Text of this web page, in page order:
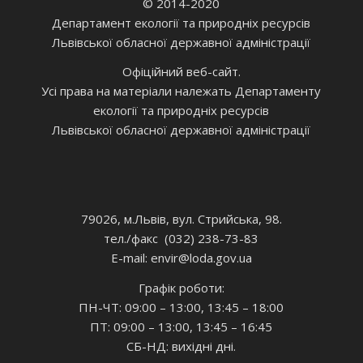
Департамент екології та природніх ресурсів
Львівської обласної державної адміністрації
Офіційний веб-сайт.
Усі права на матеріали належать Департаменту
екології та природніх ресурсів
Львівської обласної державної адміністрації
79026, м.Львів, вул. Стрийська, 98.
тел./факс (032) 238-73-83
E-mail: envir@loda.gov.ua
Графік роботи:
ПН-ЧТ: 09:00 – 13:00, 13:45 – 18:00
ПТ: 09:00 – 13:00, 13:45 – 16:45
СБ-НД: вихідні дні.